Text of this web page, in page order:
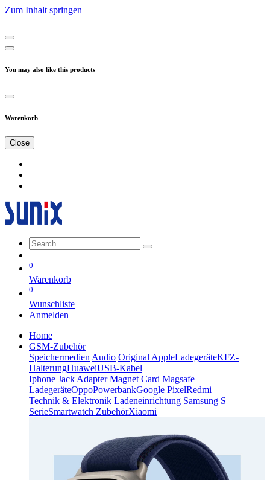
Zum Inhalt springen
You may also like this products
Warenkorb
Close
0
Warenkorb
0
Wunschliste
Anmelden
Home
GSM-Zubehör
Speichermedien Audio Original AppleLadegeräteKFZ-
HalterungHuaweiUSB-Kabel
Iphone Jack Adapter Magnet Card Magsafe
LadegeräteOppoPowerbankGoogle PixelRedmi
Technik & Elektronik Ladeneinrichtung Samsung S
SerieSmartwatch ZubehörXiaomi